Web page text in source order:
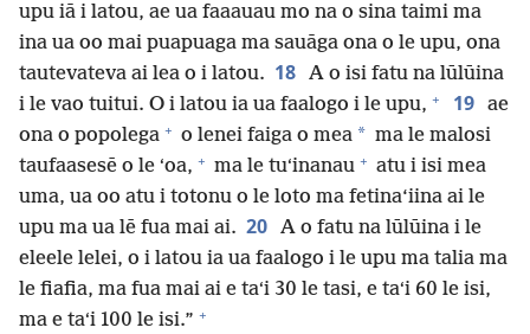
upu iā i latou, ae ua faaauau mo na o sina taimi ma
ina ua oo mai puapuaga ma sauāga ona o le upu, ona
tautevateva ai lea o i latou. 18 A o isi fatu na lūlūina
i le vao tuitui. O i latou ia ua faalogo i le upu, + 19 ae
ona o popolega + o lenei faiga o mea * ma le malosi
taufaasesē o le ʻoa, + ma le tuʻinanau + atu i isi mea
uma, ua oo atu i totonu o le loto ma fetina‘iina ai le
upu ma ua lē fua mai ai. 20 A o fatu na lūlūina i le
eleele lelei, o i latou ia ua faalogo i le upu ma talia ma
le fiafia, ma fua mai ai e taʻi 30 le tasi, e taʻi 60 le isi,
ma e taʻi 100 le isi.” +